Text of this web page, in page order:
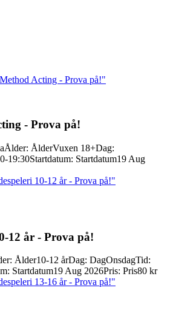
Acting - Prova på!"
- Prova på!
Ålder: ÅlderVuxen 18+Dag:
19:30Startdatum: Startdatum19 Aug
10-12 år - Prova på!"
12 år - Prova på!
: Ålder10-12 årDag: DagOnsdagTid:
: Startdatum19 Aug 2026Pris: Pris80 kr
13-16 år - Prova på!"